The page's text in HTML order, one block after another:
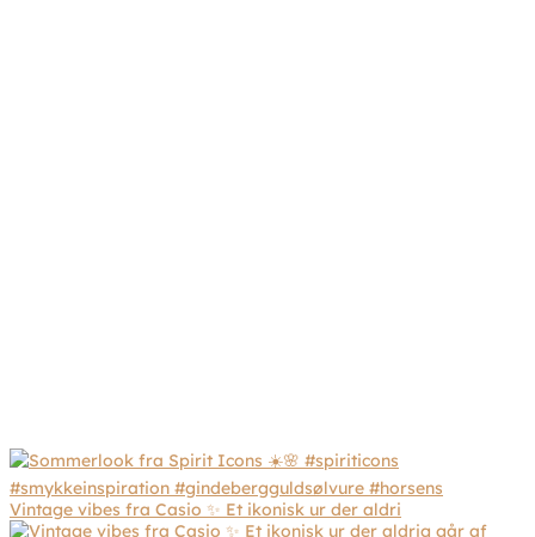
Vintage vibes fra Casio ✨ Et ikonisk ur der aldri